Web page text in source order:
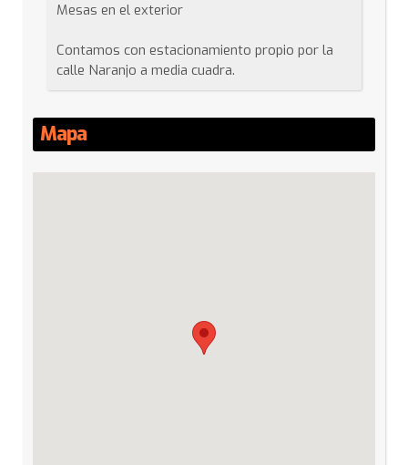
Mesas en el exterior
Contamos con estacionamiento propio por la
calle Naranjo a media cuadra.
Mapa